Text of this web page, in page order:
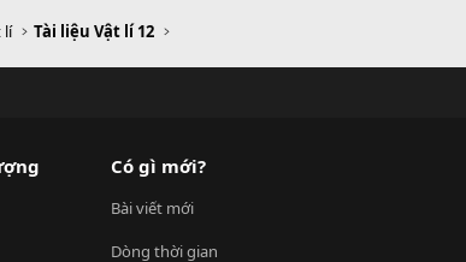
lí Tài liệu Vật lí 12
Có gì mới?
Bài viết mới
Dòng thời gian